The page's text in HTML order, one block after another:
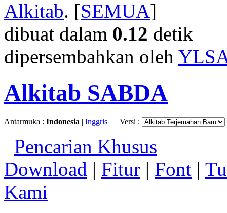
Alkitab. [SEMUA]
dibuat dalam 0.12 detik
dipersembahkan oleh
Alkitab SABDA
Antarmuka : Indonesia | Inggris Versi :
Pencarian Khusus
Download | Fitur | Font |
Kami